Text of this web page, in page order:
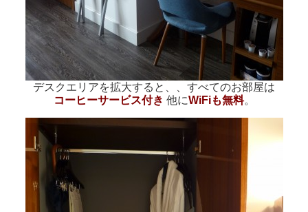
デスクエリアを拡大すると、、すべてのお部屋は
コーヒーサービス付き 他にWiFiも無料。